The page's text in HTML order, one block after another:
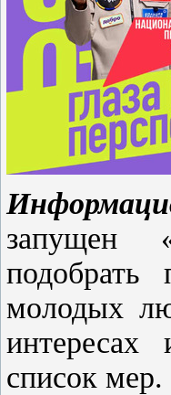
запущен
молодых
интересах
список мер.